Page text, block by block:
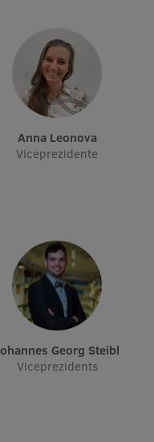
Anna Leonova
Viceprezidente
Johannes Georg Steibl
Viceprezidents